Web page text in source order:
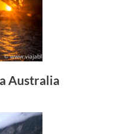
Australia